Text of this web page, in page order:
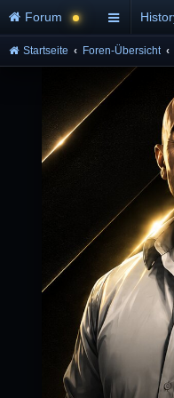
Forum
Startseite Foren-Übersicht